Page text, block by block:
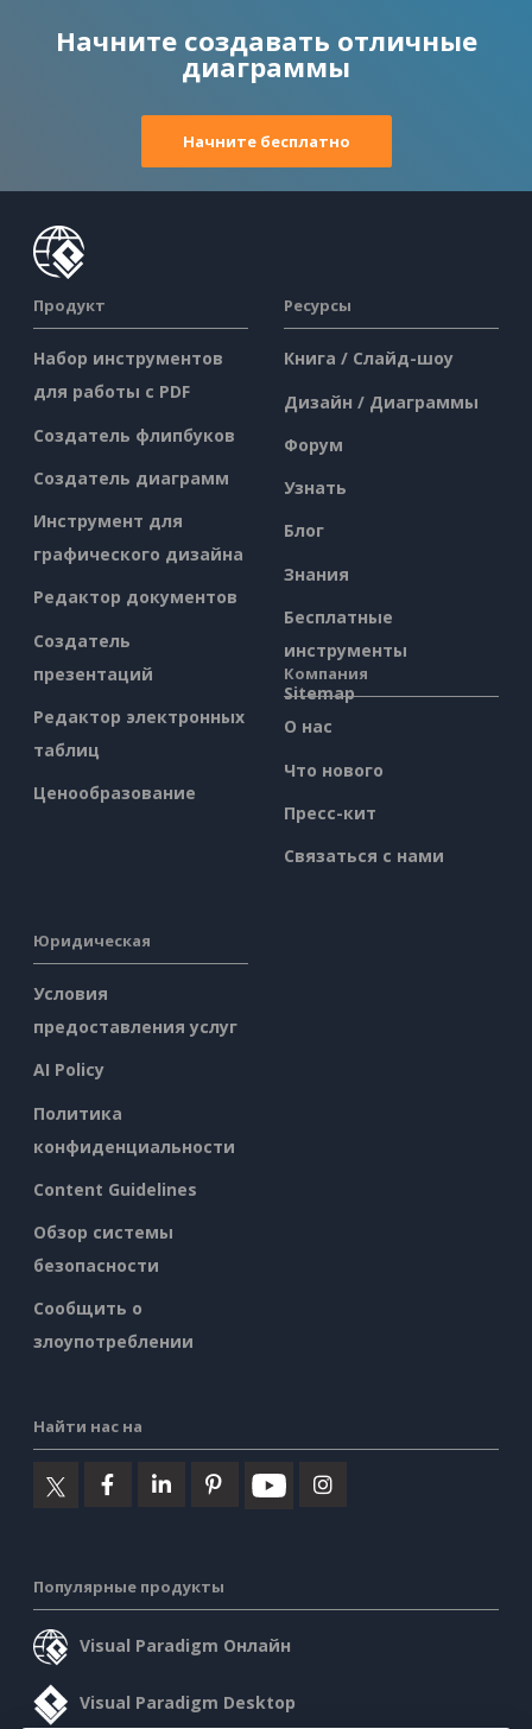
Начните создавать отличные
диаграммы
Начните бесплатно
Продукт
Набор инструментов
для работы с PDF
Создатель флипбуков
Создатель диаграмм
Инструмент для
графического дизайна
Редактор документов
Создатель
презентаций
Редактор электронных
таблиц
Ценообразование
Ресурсы
Книга / Слайд-шоу
Дизайн / Диаграммы
Форум
Узнать
Блог
Знания
Бесплатные
инструменты
Sitemap
Компания
О нас
Что нового
Пресс-кит
Связаться с нами
Юридическая
Условия
предоставления услуг
AI Policy
Политика
конфиденциальности
Content Guidelines
Обзор системы
безопасности
Сообщить о
злоупотреблении
Найти нас на
Популярные продукты
Visual Paradigm Онлайн
Visual Paradigm Desktop